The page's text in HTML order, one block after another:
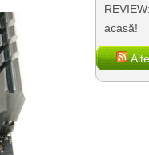
acasă!